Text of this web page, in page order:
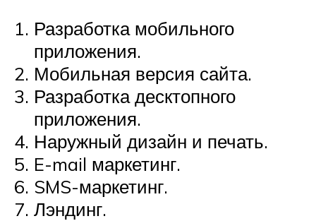
Разработка мобильного
приложения.
Мобильная версия сайта.
Разработка десктопного
приложения.
Наружный дизайн и печать.
E-mail маркетинг.
SMS-маркетинг.
Лэндинг.